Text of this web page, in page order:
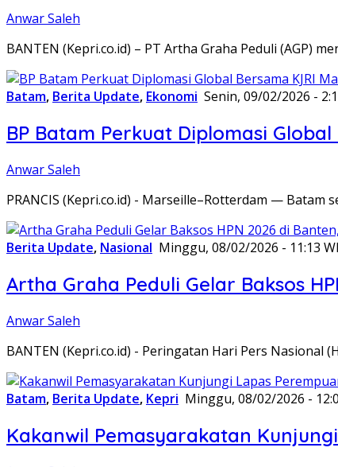
Anwar Saleh
BANTEN (Kepri.co.id) – PT Artha Graha Peduli (AGP)
Batam, Berita Update, Ekonomi Senin, 09/02/2026 -
BP Batam Perkuat Diplomasi
Anwar Saleh
PRANCIS (Kepri.co.id) - Marseille–Rotterdam —
Berita Update, Nasional Minggu, 08/02/2026 - 11:13
Artha Graha Peduli Gelar Baksos
Anwar Saleh
BANTEN (Kepri.co.id) - Peringatan Hari Pers Nasional
Batam, Berita Update, Kepri Minggu, 08/02/2026 -
Kakanwil Pemasyarakatan